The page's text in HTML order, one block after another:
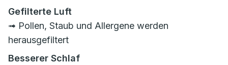
Gefilterte Luft
➟ Pollen, Staub und Allergene werden
herausgefiltert
Besserer Schlaf